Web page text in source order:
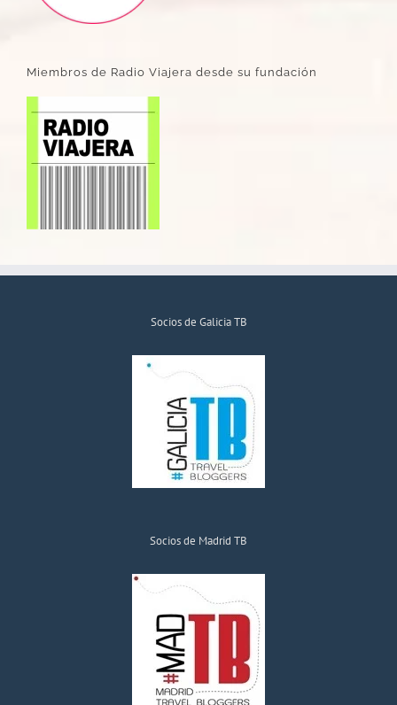
Miembros de Radio Viajera desde su fundación
Socios de Galicia TB
Socios de Madrid TB